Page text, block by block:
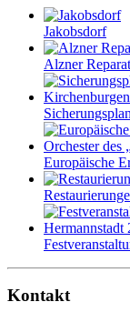
Jakobsdorf
Alzner
Europäische
Kontakt